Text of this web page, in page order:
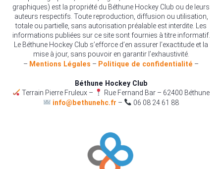
graphiques) est la propriété du Béthune Hockey Club ou de leurs
auteurs respectifs. Toute reproduction, diffusion ou utilisation,
totale ou partielle, sans autorisation préalable est interdite. Les
informations publiées sur ce site sont fournies à titre informatif.
Le Béthune Hockey Club s’efforce d’en assurer l’exactitude et la
mise à jour, sans pouvoir en garantir l’exhaustivité.
– Mentions Légales – Politique de confidentialité –
Béthune Hockey Club
Terrain Pierre Fruleux –
Rue Fernand Bar – 62400 Béthune
info@bethunehc.fr – 06 08 24 61 88